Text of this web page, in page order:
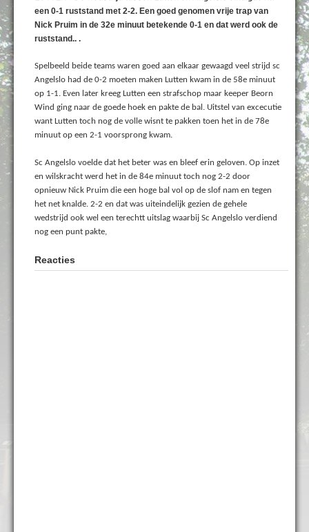
een 0-1 ruststand met 2-2. Een goed genomen vrije trap van
Nick Pruim in de 32e minuut betekende 0-1 en dat werd ook de
ruststand.. .
Spelbeeld beide teams waren goed aan elkaar gewaagd veel strijd sc
Angelslo had de 0-2 moeten maken Lutten kwam in de 58e minuut
op 1-1. Even later kreeg Lutten een strafschop maar keeper Beorn
Wind ging naar de goede hoek en pakte de bal. Uitstel van excecutie
want Lutten toch nog de volle wisnt te pakken toen het in de 78e
minuut op een 2-1 voorsprong kwam.
Sc Angelslo voelde dat het beter was en bleef erin geloven. Op inzet
en wilskracht werd het in de 84e minuut toch nog 2-2 door
opnieuw Nick Pruim die een hoge bal vol op de slof nam en tegen
het net knalde. 2-2 en dat was uiteindelijk gezien de gehele
wedstrijd ook wel een terechtt uitslag waarbij Sc Angelslo verdiend
nog een punt pakte,
Reacties